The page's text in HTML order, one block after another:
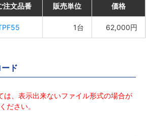
文品番 販売単位
62,000円
注文品番 販売単位 価格
1台 62,000円
文品番 販売単位
62,000円
注文品番 販売単位 価格
1台 62,000円
ド
は、表示出来ないファイル形式の場合が
ださい。